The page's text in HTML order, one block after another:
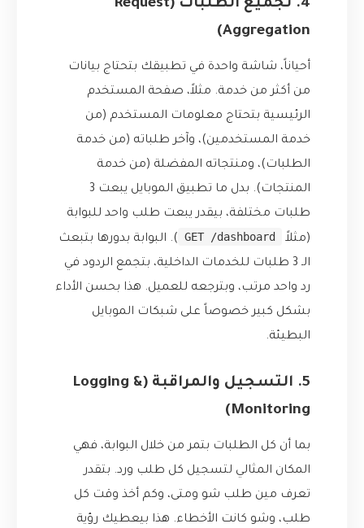
4. تجميع الطلبات (Request
Aggregation)
أحياناً، شاشة واحدة في تطبيقك بتحتاج بيانات
من أكثر من خدمة. مثلاً، صفحة المستخدم
الرئيسية بتحتاج معلومات المستخدم (من
خدمة المستخدمين)، وآخر طلباته (من خدمة
الطلبات)، ومنتجاته المفضلة (من خدمة
المنتجات). بدل ما تطبيق الموبايل يبعت 3
طلبات مختلفة، بيقدر يبعت طلب واحد للبوابة
(مثلاً
GET /dashboard ). البوابة بدورها بتبعث
الـ 3 طلبات للخدمات الداخلية، بتجمع الردود في
رد واحد مرتب، وبترجعه للعميل. هذا بحسن الأداء
بشكل كبير خصوصاً على شبكات الموبايل
البطيئة.
5. التسجيل والمراقبة (Logging &
Monitoring)
بما أن كل الطلبات بتمر من خلال البوابة، فهي
المكان المثالي لتسجيل كل طلب ورد. بتقدر
تعرف مين طلب شو ومتى، وكم أخذ وقت كل
طلب، وشو كانت الأخطاء. هذا بيعطيك رؤية